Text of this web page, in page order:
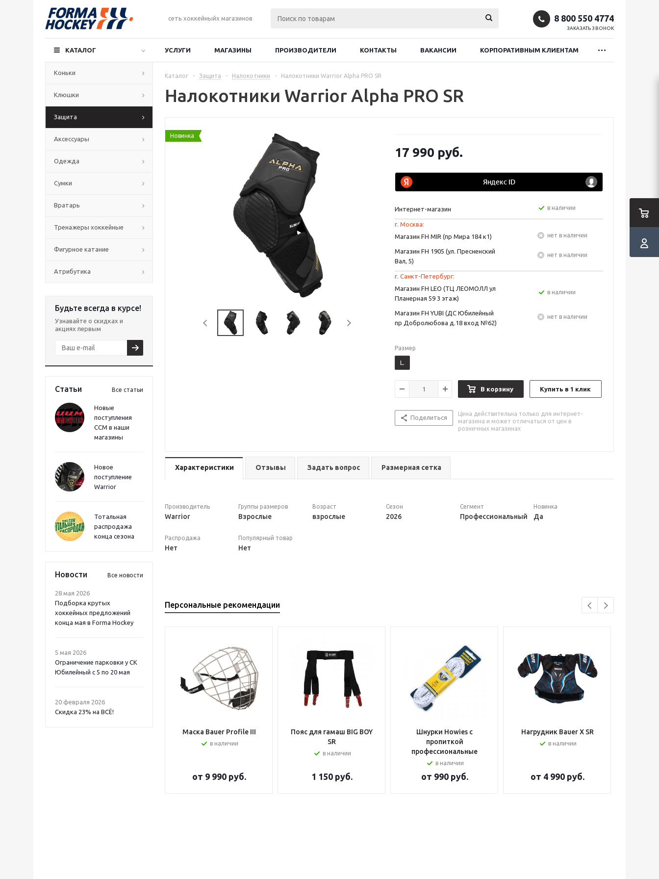
сеть хоккейныйх магазинов 8 800 550 4774
ЗАКАЗАТЬ ЗВОНОК
КАТАЛОГ УСЛУГИ МАГАЗИНЫ ПРОИЗВОДИТЕЛИ КОНТАКТЫ ВАКАНСИИ КОРПОРАТИВНЫМ КЛИЕНТАМ
Коньки
Клюшки
Защита
Аксессуары
Одежда
Сумки
Вратарь
Тренажеры хоккейные
Фигурное катание
Атрибутика
Будьте всегда в курсе!
Узнавайте о скидках и
акциях первым
Статьи Все статьи
Новые
поступления
CCM в наши
магазины
Новое
поступление
Warrior
Тотальная
распродажа
конца сезона
Новости Все новости
28 мая 2026
Подборка крутых
хоккейных предложений
конца мая в Forma Hockey
5 мая 2026
Ограничение парковки у СК
Юбилейный с 5 по 20 мая
20 февраля 2026
Скидка 23% на ВСË!
Каталог - Защита - Налокотники - Налокотники Warrior Alpha PRO SR
Налокотники Warrior Alpha PRO SR
Новинка
17 990 руб.
Интернет-магазин в наличии
г. Москва:
Магазин FH MIR (пр Мира 184 к1)
Нет в наличии
Магазин FH 1905 (ул. Пресненский
Вал, 5)
Нет в наличии
г. Санкт-Петербург:
Магазин FH LEO (ТЦ ЛЕОМОЛЛ ул
Планерная 59 3 этаж)
в наличии
Магазин FH YUBI (ДС Юбилейный
пр Добролюбова д.18 вход №62)
Нет в наличии
Размер
L.
В корзину Купить в 1 клик
Поделиться
Цена действительна только для интернет-
магазина и может отличаться от цен в
розничных магазинах
Характеристики Отзывы Задать вопрос Размерная сетка
Производитель
Warrior
Группы размеров
Взрослые
Возраст
взрослые
Сезон
2026
Сегмент
Профессиональный
Новинка
Да
Распродажа
Нет
Популярный товар
Нет
Персональные рекомендации
Маска Bauer Profile III
в наличии
от 9 990 руб.
Пояс для гамаш BIG BOY
SR
в наличии
1 150руб.
Шнурки Howies с
пропиткой
профессиональные
в наличии
от 990 руб.
Нагрудник Bauer X SR
в наличии
от 4 990 руб.